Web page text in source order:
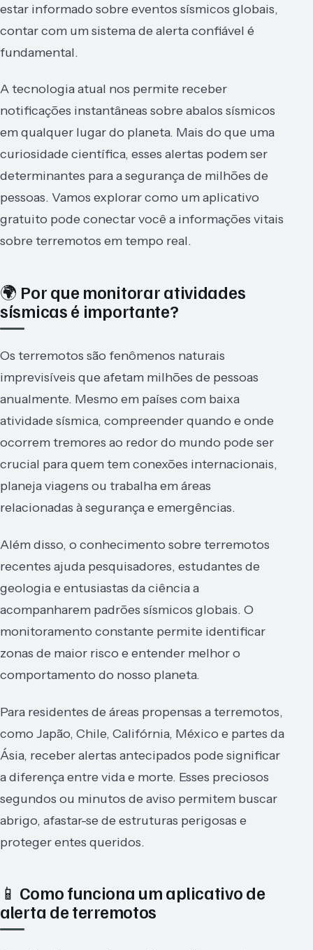
estar informado sobre eventos sísmicos globais,
contar com um sistema de alerta confiável é
fundamental.
A tecnologia atual nos permite receber
notificações instantâneas sobre abalos sísmicos
em qualquer lugar do planeta. Mais do que uma
curiosidade científica, esses alertas podem ser
determinantes para a segurança de milhões de
pessoas. Vamos explorar como um aplicativo
gratuito pode conectar você a informações vitais
sobre terremotos em tempo real.
🌍 Por que monitorar atividades
sísmicas é importante?
Os terremotos são fenômenos naturais
imprevisíveis que afetam milhões de pessoas
anualmente. Mesmo em países com baixa
atividade sísmica, compreender quando e onde
ocorrem tremores ao redor do mundo pode ser
crucial para quem tem conexões internacionais,
planeja viagens ou trabalha em áreas
relacionadas à segurança e emergências.
Além disso, o conhecimento sobre terremotos
recentes ajuda pesquisadores, estudantes de
geologia e entusiastas da ciência a
acompanharem padrões sísmicos globais. O
monitoramento constante permite identificar
zonas de maior risco e entender melhor o
comportamento do nosso planeta.
Para residentes de áreas propensas a terremotos,
como Japão, Chile, Califórnia, México e partes da
Ásia, receber alertas antecipados pode significar
a diferença entre vida e morte. Esses preciosos
segundos ou minutos de aviso permitem buscar
abrigo, afastar-se de estruturas perigosas e
proteger entes queridos.
📱 Como funciona um aplicativo de
alerta de terremotos